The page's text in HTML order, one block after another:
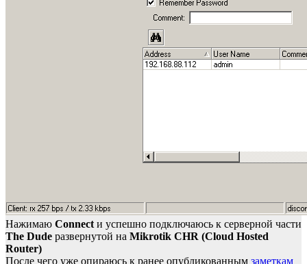
Нажимаю Connectи успешно подключаюсь к серверной части
The Dude развернутой на Mikrotik CHR (Cloud Hosted
Router)
После чего уже опираюсь к ранее опубликованным заметкам